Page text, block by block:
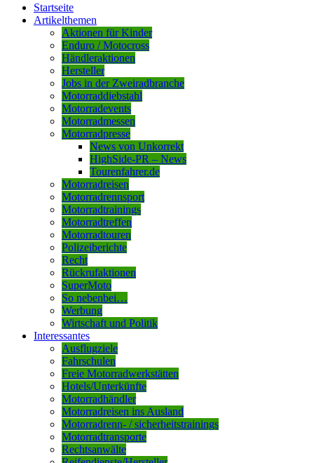
Startseite
Artikelthemen
Aktionen für Kinder
Enduro / Motocross
Händleraktionen
Hersteller
Jobs in der Zweiradbranche
Motorraddiebstahl
Motorradevents
Motorradmessen
Motorradpresse
News von Unkorrekt
HighSide-PR – News
Tourenfahrer.de
Motorradreisen
Motorradrennsport
Motorradtrainings
Motorradtreffen
Motorradtouren
Polizeiberichte
Recht
Rückrufaktionen
SuperMoto
So nebenbei…
Werbung
Wirtschaft und Politik
Interessantes
Ausflugziele
Fahrschulen
Freie Motorradwerkstätten
Hotels/Unterkünfte
Motorradhändler
Motorradreisen ins Ausland
Motorradrenn- / sicherheitstrainings
Motorradtransporte
Rechtsanwälte